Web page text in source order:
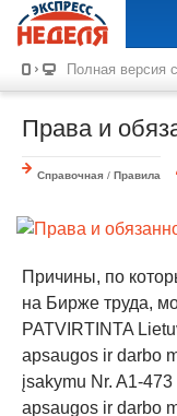
Полная версия
Права и
Справочная / Правила
Причины, по
на Бирже труда,
PATVIRTINTA
apsaugos ir darbo
įsakymu Nr. A1-
apsaugos ir darbo